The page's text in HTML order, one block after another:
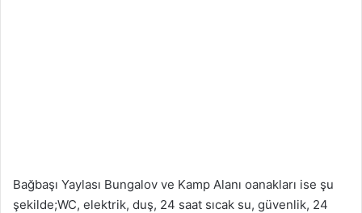
Bağbaşı Yaylası Bungalov ve Kamp Alanı oanakları ise şu
şekilde;WC, elektrik, duş, 24 saat sıcak su, güvenlik, 24